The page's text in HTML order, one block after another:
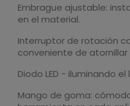
Embrague ajustable:
en el material.
Interruptor de rotación
conveniente de atornillar
Diodo LED - iluminando
Mango de goma: